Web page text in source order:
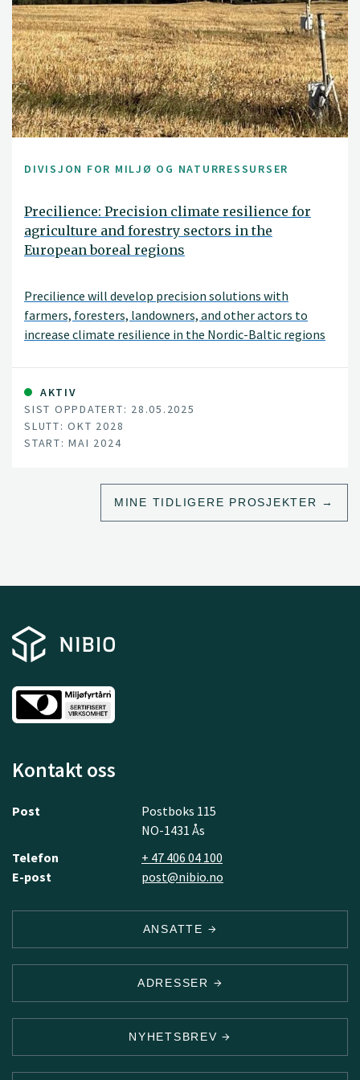
DIVISJON FOR MILJØ OG NATURRESSURSER
Precilience: Precision climate resilience for
agriculture and forestry sectors in the
European boreal regions
Precilience will develop precision solutions with
farmers, foresters, landowners, and other actors to
increase climate resilience in the Nordic-Baltic regions
AKTIV
SIST OPPDATERT: 28.05.2025
SLUTT: OKT 2028
START: MAI 2024
MINE TIDLIGERE PROSJEKTER
Kontakt oss
Post
Postboks 115
NO-1431 Ås
Telefon
+ 47 406 04 100
E-post
post@nibio.no
ANSATTE
ADRESSER
NYHETSBREV